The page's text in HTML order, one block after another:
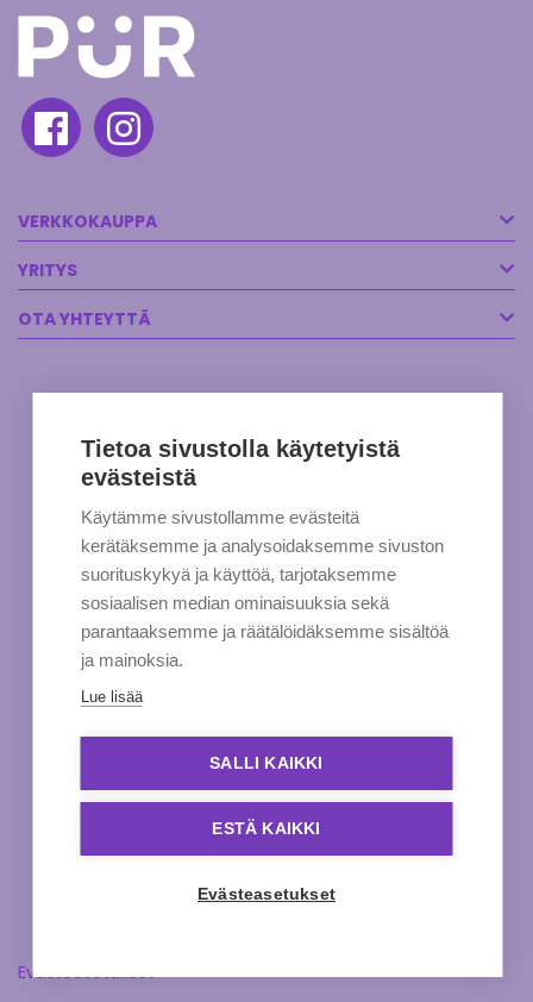
VERKKOKAUPPA
YRITYS
OTA YHTEYTTÄ
Evästeasetukset
Tietoa sivustolla käytetyistä
evästeistä
Käytämme sivustollamme evästeitä
kerätäksemme ja analysoidaksemme sivuston
suorituskykyä ja käyttöä, tarjotaksemme
sosiaalisen median ominaisuuksia sekä
parantaaksemme ja räätälöidäksemme sisältöä
ja mainoksia.
Lue lisää
SALLI KAIKKI
ESTÄ KAIKKI
Evästeasetukset